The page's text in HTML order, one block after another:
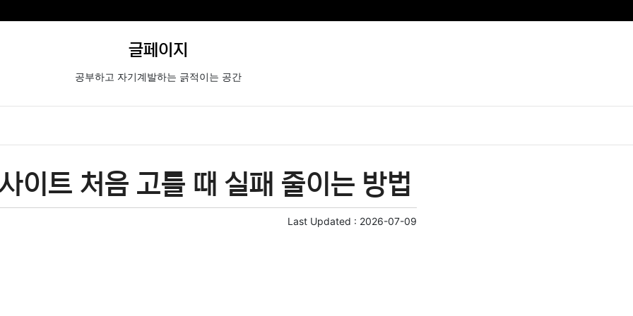
글페이지
공부하고 자기계발하는 긁적이는 공간
이트 처음 고를 때 실패 줄이는 방법
Last Updated : 2026-07-09